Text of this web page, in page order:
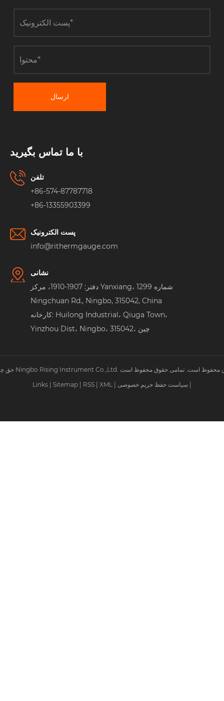
ارسال
با ما تماس بگیرید
تلفن
+86-574-87787718
+86-13355903399
پست الکترونیک
info@rithermgauge.com
نشانی
دفتر: 1907-1910، مرکز Yanxiang، شماره 1299
Ningchuan Rd., Ningbo, 315042, China
کارخانه: Huilong Industrial، Qiuga Town،
Yinzhou Dist، Ningbo، 315042، چین
Links Sitemap RSS XML سیاست حفظ حریم خصوصی